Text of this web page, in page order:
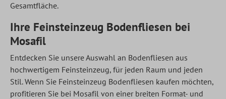
Gesamtfläche.
Ihre Feinsteinzeug Bodenfliesen bei
Mosafil
Entdecken Sie unsere Auswahl an Bodenfliesen aus
hochwertigem Feinsteinzeug, für jeden Raum und jeden
Stil. Wenn Sie Feinsteinzeug Bodenfliesen kaufen möchten,
profitieren Sie bei Mosafil von einer breiten Format- und